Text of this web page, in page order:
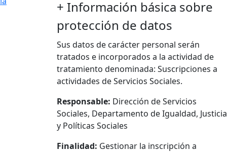
+ Información básica sobre
protección de datos
Sus datos de carácter personal serán
tratados e incorporados a la actividad de
tratamiento denominada: Suscripciones a
actividades de Servicios Sociales.
Responsable: Dirección de Servicios
Sociales, Departamento de Igualdad, Justicia
y Políticas Sociales
Finalidad: Gestionar la inscripción a